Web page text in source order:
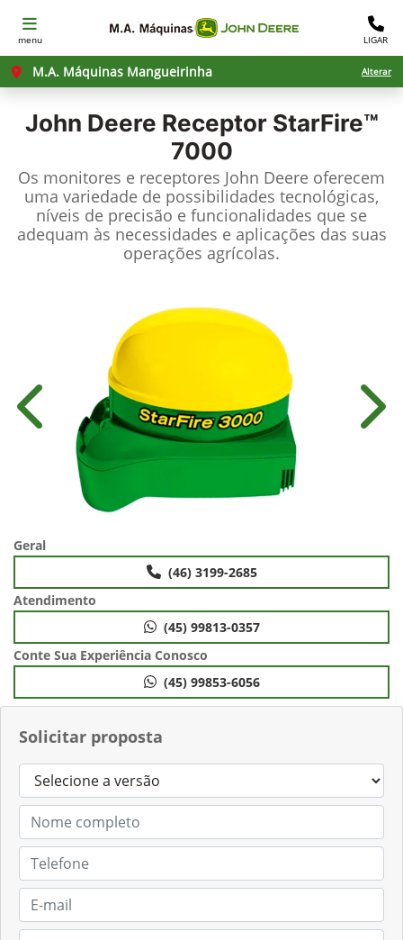
menu LIGAR
M.A. Máquinas Mangueirinha Alterar
John Deere Receptor StarFire™
7000
Os monitores e receptores John Deere oferecem
uma variedade de possibilidades tecnológicas,
níveis de precisão e funcionalidades que se
adequam às necessidades e aplicações das suas
operações agrícolas.
Solicitar proposta
Anterior
Geral
(46) 3199-2685
Atendimento
(45) 99813-0357
Conte Sua Experiência Conosco
(45) 99853-6056